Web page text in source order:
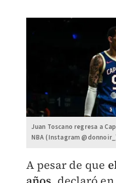
Juan Toscano regresa a
NBA (Instagram
A pesar de que